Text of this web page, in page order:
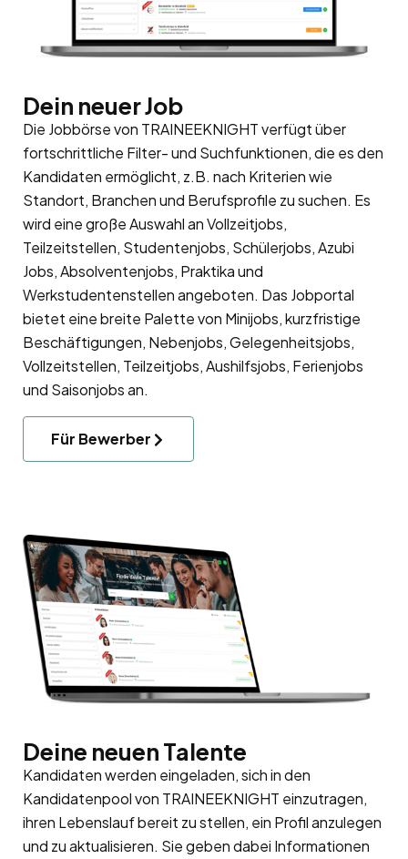
Dein neuer Job
Die Jobbörse von TRAINEEKNIGHT verfügt über
fortschrittliche Filter- und Suchfunktionen, die es den
Kandidaten ermöglicht, z.B. nach Kriterien wie
Standort, Branchen und Berufsprofile zu suchen. Es
wird eine große Auswahl an Vollzeitjobs,
Teilzeitstellen, Studentenjobs, Schülerjobs, Azubi
Jobs, Absolventenjobs, Praktika und
Werkstudentenstellen angeboten. Das Jobportal
bietet eine breite Palette von Minijobs, kurzfristige
Beschäftigungen, Nebenjobs, Gelegenheitsjobs,
Vollzeitstellen, Teilzeitjobs, Aushilfsjobs, Ferienjobs
und Saisonjobs an.
Für Bewerber
Deine neuen Talente
Kandidaten werden eingeladen, sich in den
Kandidatenpoolvon TRAINEEKNIGHT einzutragen,
ihren Lebenslauf bereit zu stellen, ein Profil anzulegen
und zu aktualisieren. Sie geben dabei Informationen